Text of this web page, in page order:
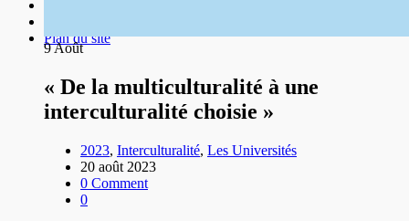
Plan du site
9Août
« De la multiculturalité à une
interculturalité choisie »
2023, Interculturalité, Les Universités
20 août 2023
0 Comment
0